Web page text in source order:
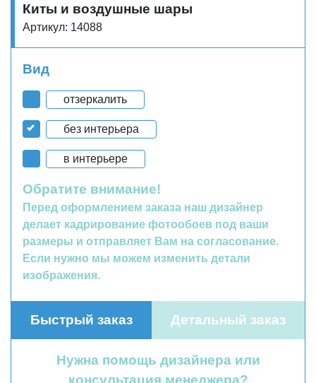
Киты и воздушные шары
Артикул: 14088
Вид
отзеркалить
без интерьера
в интерьере
Обратите внимание!
Перед оформлением заказа наш дизайнер
делает кадрирование фотообоев под ваши
размеры и отправляет Вам на согласование.
Если нужно мы можем изменить детали
изображения.
Быстрый заказ Детальный заказ
Нужна помощь дизайнера или
консультация менеджера?